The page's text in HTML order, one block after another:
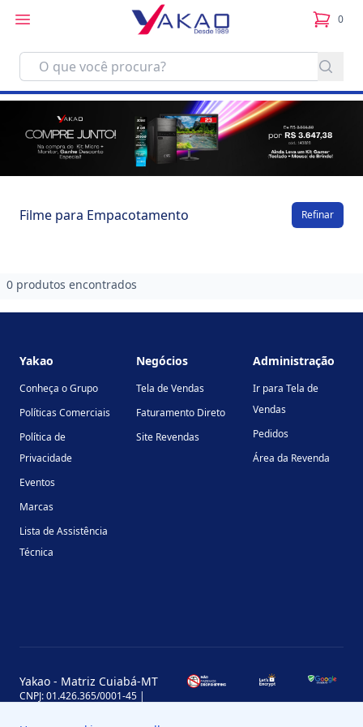
0
itens
Filme para Empacotamento Refinar
0 produtos encontrados
Yakao
Conheça o Grupo
Políticas Comerciais
Política de
Privacidade
Eventos
Marcas
Lista de Assistência
Técnica
Negócios
Tela de Vendas
Faturamento Direto
Site Revendas
Administração
Ir para Tela de
Vendas
Pedidos
Área da Revenda
Yakao - Matriz Cuiabá-MT
CNPJ: 01.426.365/0001-45 |